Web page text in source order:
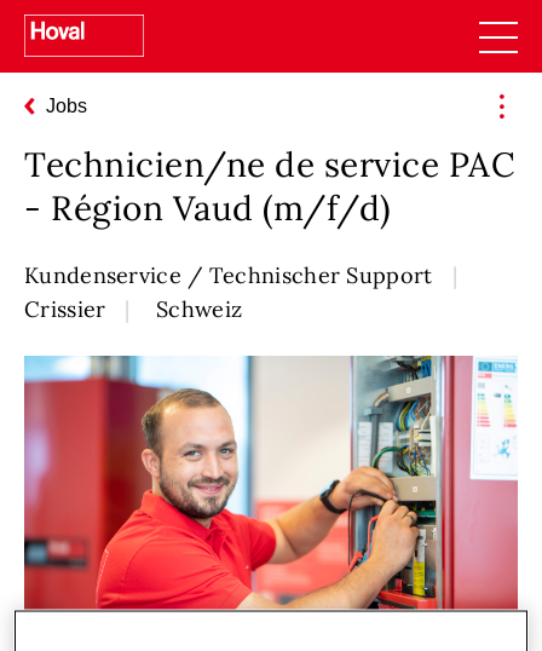
Jobs
Technicien/ne de service PAC
- Région Vaud (m/f/d)
Kundenservice / Technischer Support
Crissier
Schweiz